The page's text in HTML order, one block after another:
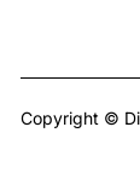
Copyright ©